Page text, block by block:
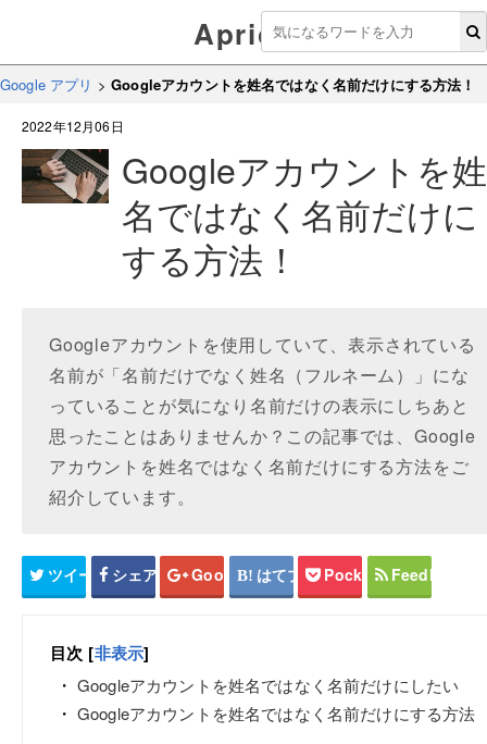
Aprico
Google アプリ >Googleアカウントを姓名ではなく名前だけにする方法！
2022年12月06日
Googleアカウントを姓
名ではなく名前だけに
する方法！
Googleアカウントを使用していて、表示されている
名前が「名前だけでなく姓名（フルネーム）」にな
っていることが気になり名前だけの表示にしちあと
思ったことはありませんか？この記事では、Google
アカウントを姓名ではなく名前だけにする方法をご
紹介しています。
ツイート シェア Google+ はてブ Pocket Feedly
目次 [非表示]
Googleアカウントを姓名ではなく名前だけにしたい
Googleアカウントを姓名ではなく名前だけにする方法